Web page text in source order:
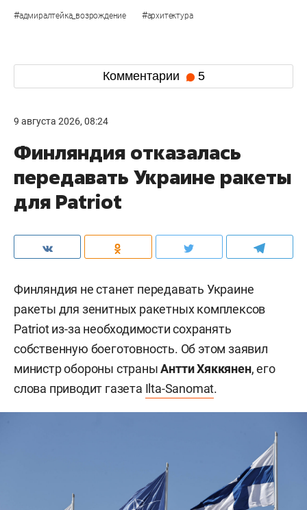
#адмиралтейка_возрождение #архитектура
Комментарии 5
9 августа 2026, 08:24
Финляндия отказалась
передавать Украине ракеты
для Patriot
Финляндия не станет передавать Украине
ракеты для зенитных ракетных комплексов
Patriot из-за необходимости сохранять
собственную боеготовность. Об этом заявил
министр обороны страныАнтти Хяккянен, его
слова приводит газета Ilta-Sanomat.